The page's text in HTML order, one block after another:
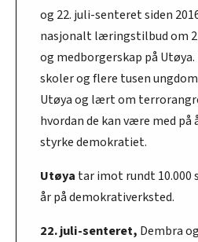
og 22. juli-senteret siden
nasjonalt læringstilbud om
og medborgerskap på Utøya.
skoler og flere tusen
Utøya og lært om
hvordan de kan være med på
styrke demokratiet.
Utøya tar imot rundt 10.000
år på demokrativerksted.
22. juli-senteret, Dembra